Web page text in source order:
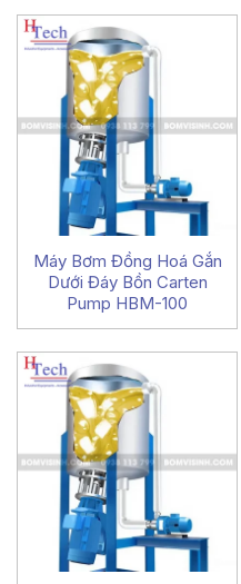
Máy Bơm Đồng Hoá Gắn
Dưới Đáy Bồn Carten
Pump HBM-100